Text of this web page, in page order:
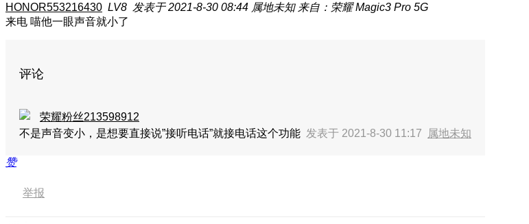
HONOR553216430 LV8 发表于 2021-8-30 08:44 属地未知 来自：荣耀 Magic3 Pro 5G
来电 喵他一眼声音就小了
评论
荣耀粉丝213598912
不是声音变小，是想要直接说”接听电话”就接电话这个功能 发表于 2021-8-30 11:17 属地未知
赞
举报